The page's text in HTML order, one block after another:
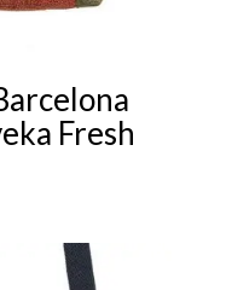
Fresh